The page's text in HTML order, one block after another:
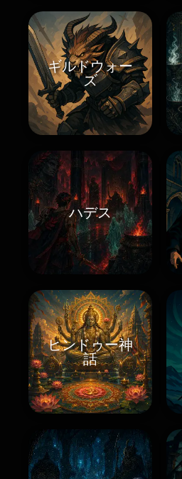
ギルドウォー
ズ
ハデス
ヒンドゥー神
話